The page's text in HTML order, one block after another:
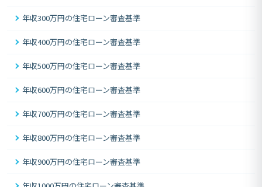
年収300万円の住宅ローン審査基準
年収400万円の住宅ローン審査基準
年収500万円の住宅ローン審査基準
年収600万円の住宅ローン審査基準
年収700万円の住宅ローン審査基準
年収800万円の住宅ローン審査基準
年収900万円の住宅ローン審査基準